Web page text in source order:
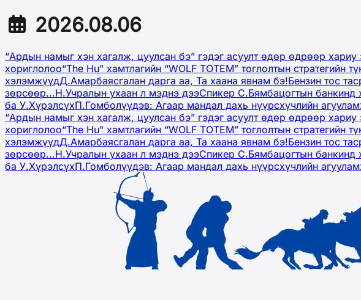
2026.08.06
“Ардын намыг хэн хагалж, цуулсан бэ” гэдэг асуулт өдөр өдрөөр хариу
хориглолоо“The Hu" хамтлагийн “WOLF TOTEM” тоглолтын стратегийн
хэлэмжүүдД.Амарбаясгалан дарга аа, Та хаана явнам бэ!Бензин тос
зөрсөөр...Н.Учралын ухаан л мэднэ дээСпикер С.Бямбацогтын банкинд
ба У.ХүрэлсүхП.Гомболүүдэв: Агаар мандал дахь нүүрсхүчлийн
“Ардын намыг хэн хагалж, цуулсан бэ” гэдэг асуулт өдөр өдрөөр хариу
хориглолоо“The Hu" хамтлагийн “WOLF TOTEM” тоглолтын стратегийн
хэлэмжүүдД.Амарбаясгалан дарга аа, Та хаана явнам бэ!Бензин тос
зөрсөөр...Н.Учралын ухаан л мэднэ дээСпикер С.Бямбацогтын банкинд
ба У.ХүрэлсүхП.Гомболүүдэв: Агаар мандал дахь нүүрсхүчлийн